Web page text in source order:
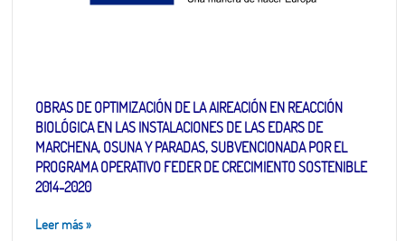
OBRAS DE OPTIMIZACIÓN DE LA AIREACIÓN EN REACCIÓN
BIOLÓGICA EN LAS INSTALACIONES DE LAS EDARS DE
MARCHENA, OSUNA Y PARADAS, SUBVENCIONADA POR EL
PROGRAMA OPERATIVO FEDER DE CRECIMIENTO SOSTENIBLE
2014-2020
Leer más»